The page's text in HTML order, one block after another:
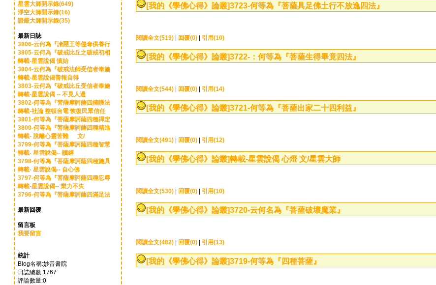
星雲大師開示錄(649)
淨空大師開示錄(16)
證嚴大師開示錄(35)
最新日誌
3806-云何為『諸惡王等侵奪供養行
3805-云何為『破戒比丘之破戒初相
轉載-星雲說偈 慎始
3804-云何為『破戒法師受信者奉施
轉載-星雲說偈善報自得
3803-云何為『破戒比丘受信者奉施
轉載-星雲說偈 -- 不見人過
3802-何等為『菩薩摩訶薩四擁護法
轉載-社論 整頓台電 恢復民眾信任
3801-何等為『菩薩摩訶薩四種禪定
3800-何等為『菩薩摩訶薩四種精進
轉載- 脫離心靈苦難 文/
3799-何等為『菩薩摩訶薩四種智慧
轉載- 星雲說偈-- 讀經
3798-何等為『菩薩摩訶薩四種施具
轉載- 星雲說偈-- 自心佛
3797-何等為『菩薩摩訶薩四種忍辱
轉載-星雲說偈-- 業力不失
3796-何等為『菩薩摩訶薩四滿足法
最新回覆
留言板
我要留言
統計
Blog名稱:妙音書院
日誌總數:1767
評論數量:0
[我的《學佛心得》論叢]3723-何等為『菩薩具足佛土行不放逸四法』
閱讀全文(519) 回覆(0) 引用(10)
[我的《學佛心得》論叢]3722-：何等為『菩薩生得畢竟四法』
閱讀全文(544) 回覆(0) 引用(14)
[我的《學佛心得》論叢]3721-何等為『菩薩出家二十四利益』
閱讀全文(491) 回覆(0) 引用(12)
[我的《學佛心得》論叢]轉載-星雲說偈 心燈 文/星雲大師
閱讀全文(530) 回覆(0) 引用(10)
[我的《學佛心得》論叢]3720-云何名為『菩薩破壞魔業』
閱讀全文(482) 回覆(0) 引用(13)
[我的《學佛心得》論叢]3719-何等為『四種菩薩』